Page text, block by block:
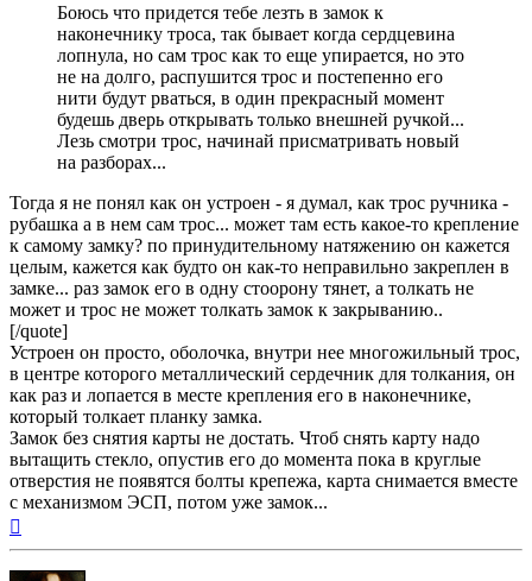
Боюсь что придется тебе лезть в замок к
наконечнику троса, так бывает когда сердцевина
лопнула, но сам трос как то еще упирается, но это
не на долго, распушится трос и постепенно его
нити будут рваться, в один прекрасный момент
будешь дверь открывать только внешней ручкой...
Лезь смотри трос, начинай присматривать новый
на разборах...
Тогда я не понял как он устроен - я думал, как трос ручника -
рубашка а в нем сам трос... может там есть какое-то крепление
к самому замку? по принудительному натяжению он кажется
целым, кажется как будто он как-то неправильно закреплен в
замке... раз замок его в одну стоорону тянет, а толкать не
может и трос не может толкать замок к закрыванию..
[/quote]
Устроен он просто, оболочка, внутри нее многожильный трос,
в центре которого металлический сердечник для толкания, он
как раз и лопается в месте крепления его в наконечнике,
который толкает планку замка.
Замок без снятия карты не достать. Чтоб снять карту надо
вытащить стекло, опустив его до момента пока в круглые
отверстия не появятся болты крепежа, карта снимается вместе
с механизмом ЭСП, потом уже замок...